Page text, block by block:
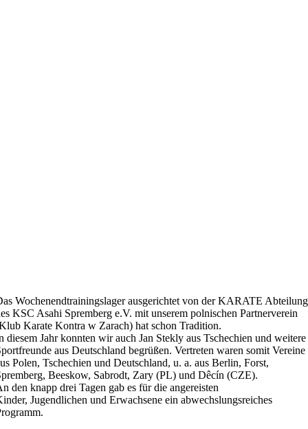
Wochenendtrainingslager ausgerichtet von der KARATE Abteilung
KSC Asahi Spremberg e.V. mit unserem polnischen Partnerverein
Karate Kontra w Zarach) hat schon Tradition.
diesem Jahr konnten wir auch Jan Stekly aus Tschechien und weitere
aus Deutschland begrüßen. Vertreten waren somit Vereine
Polen, Tschechien und Deutschland, u. a. aus Berlin, Forst,
Beeskow, Sabrodt, Zary (PL) und Dêcín (CZE).
den knapp drei Tagen gab es für die angereisten
Jugendlichen und Erwachsene ein abwechslungsreiches